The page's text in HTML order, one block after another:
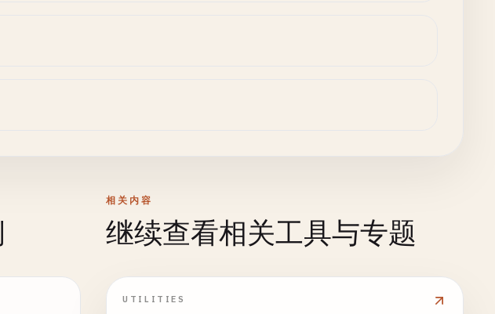
相关内容
继续查看相关工具与专题
UTILITIES